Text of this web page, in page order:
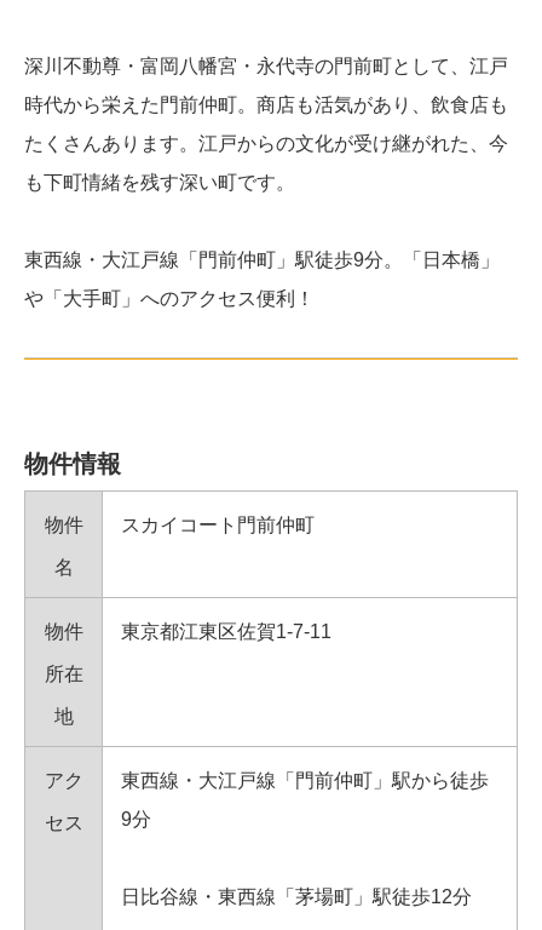
深川不動尊・富岡八幡宮・永代寺の門前町として、江戸
時代から栄えた門前仲町。商店も活気があり、飲食店も
たくさんあります。江戸からの文化が受け継がれた、今
も下町情緒を残す深い町です。
東西線・大江戸線「門前仲町」駅徒歩9分。「日本橋」
や「大手町」へのアクセス便利！
物件情報
物件
名
スカイコート門前仲町
物件
所在
地
東京都江東区佐賀1-7-11
アク
セス
東西線・大江戸線「門前仲町」駅から徒歩
9分
日比谷線・東西線「茅場町」駅徒歩12分